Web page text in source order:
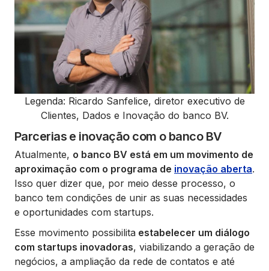
Legenda: Ricardo Sanfelice, diretor executivo de
Clientes, Dados e Inovação do banco BV.
Parcerias e inovação com o banco BV
Atualmente, o banco BV está em um movimento de
aproximação com o programa de inovação aberta.
Isso quer dizer que, por meio desse processo, o
banco tem condições de unir as suas necessidades
e oportunidades com startups.
Esse movimento possibilita estabelecer um diálogo
com startups inovadoras, viabilizando a geração de
negócios, a ampliação da rede de contatos e até